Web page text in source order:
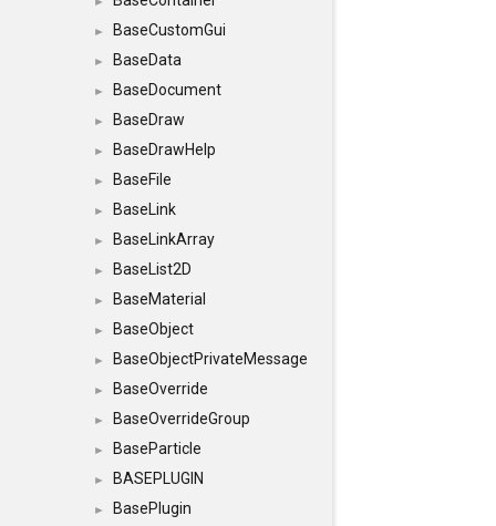
► BaseCustomGui
► BaseData
► BaseDocument
► BaseDraw
► BaseDrawHelp
► BaseFile
► BaseLink
► BaseLinkArray
► BaseList2D
► BaseMaterial
► BaseObject
► BaseObjectPrivateMessage
► BaseOverride
► BaseOverrideGroup
► BaseParticle
► BASEPLUGIN
► BasePlugin